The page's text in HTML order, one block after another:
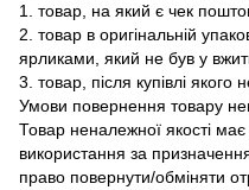
1. товар, на який є чек
2. товар в оригінальній
ярликами, який не був у
3. товар, після купівлі якого
Умови повернення товару
Товар неналежної якості має
використання за
право повернути/обміняти